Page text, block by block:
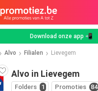
Download onze app 📲
Alvo Filialen Lievegem
Alvo in Lievegem
Folders 1 Promoties 84